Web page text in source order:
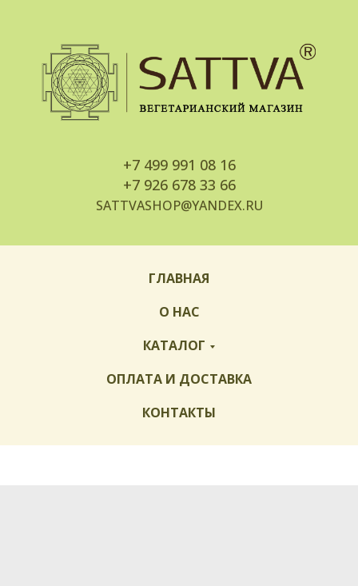
+7 499 991 08 16
+7 926 678 33 66
SATTVASHOP@YANDEX.RU
ГЛАВНАЯ
О НАС
КАТАЛОГ
ОПЛАТА И ДОСТАВКА
КОНТАКТЫ